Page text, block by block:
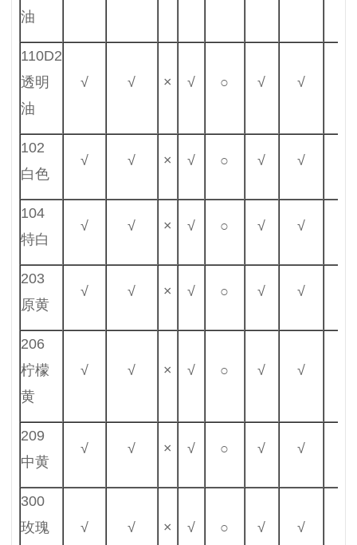
油
110D2
透明
油
√ √ × √ ○ √ √
102
白色
√ √ × √ ○ √ √
104
特白
√ √ × √ ○ √ √
203
原黄
√ √ × √ ○ √ √
206
柠檬
黄
√ √ × √ ○ √ √
209
中黄
√ √ × √ ○ √ √
300
玫瑰
√ √ × √ ○ √ √